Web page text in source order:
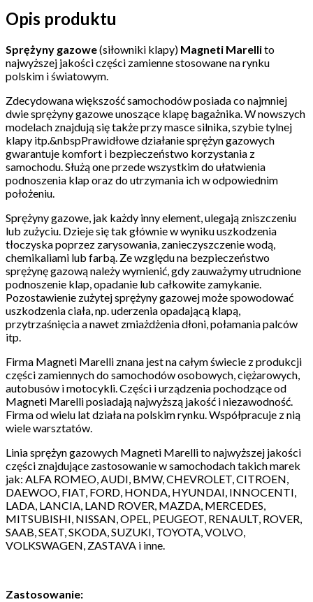
Opis produktu
Sprężyny gazowe(siłowniki klapy) Magneti Marellito
najwyższej jakości części zamienne stosowane na rynku
polskim i światowym.
Zdecydowana większość samochodów posiada co najmniej
dwie sprężyny gazowe unoszące klapę bagażnika. W nowszych
modelach znajdują się także przy masce silnika, szybie tylnej
klapy itp.&nbspPrawidłowe działanie sprężyn gazowych
gwarantuje komfort i bezpieczeństwo korzystania z
samochodu. Służą one przede wszystkim do ułatwienia
podnoszenia klap oraz do utrzymania ich w odpowiednim
położeniu.
Sprężyny gazowe, jak każdy inny element, ulegają zniszczeniu
lub zużyciu. Dzieje się tak głównie w wyniku uszkodzenia
tłoczyska poprzez zarysowania, zanieczyszczenie wodą,
chemikaliami lub farbą. Ze względu na bezpieczeństwo
sprężynę gazową należy wymienić, gdy zauważymy utrudnione
podnoszenie klap, opadanie lub całkowite zamykanie.
Pozostawienie zużytej sprężyny gazowej może spowodować
uszkodzenia ciała, np. uderzenia opadającą klapą,
przytrzaśnięcia a nawet zmiażdżenia dłoni, połamania palców
itp.
Firma Magneti Marelli znana jest na całym świecie z produkcji
części zamiennych do samochodów osobowych, ciężarowych,
autobusów i motocykli. Części i urządzenia pochodzące od
Magneti Marelli posiadają najwyższą jakość i niezawodność.
Firma od wielu lat działa na polskim rynku. Współpracuje z nią
wiele warsztatów.
Linia sprężyn gazowych Magneti Marelli to najwyższej jakości
części znajdujące zastosowanie w samochodach takich marek
jak: ALFA ROMEO, AUDI, BMW, CHEVROLET, CITROEN,
DAEWOO, FIAT, FORD, HONDA, HYUNDAI, INNOCENTI,
LADA, LANCIA, LAND ROVER, MAZDA, MERCEDES,
MITSUBISHI, NISSAN, OPEL, PEUGEOT, RENAULT, ROVER,
SAAB, SEAT, SKODA, SUZUKI, TOYOTA, VOLVO,
VOLKSWAGEN, ZASTAVA i inne.
Zastosowanie: